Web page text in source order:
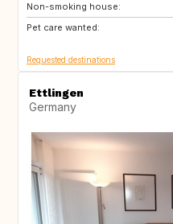
Non-smoking house:
Pet care wanted:
BE
SE
Requested destinations
Ettlingen
Germany